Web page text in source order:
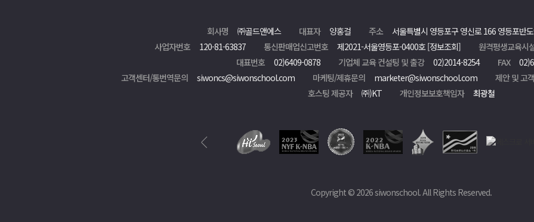
회사명 ㈜골드앤에스 대표자 양홍걸 주소
서울특별시 영등포구 영신로 166 영등포반
사업자번호
120-81-63837 통신판매업신고번호 제2021-서울영등포-0400호 [정보조회] 원격평생교육시
대표번호
02)6409-0878 기업체 교육 컨설팅 및 출강 02)2014-8254 FAX
고객센터/통번역문의
siwoncs@siwonschool.com 마케팅/제휴문의 marketer@siwonschool.com 제안 및 고
호스팅 제공자
㈜)KT 개인정보보호책임자 최광철
Copyright © 2026 siwonschool. All Rights Reserved.